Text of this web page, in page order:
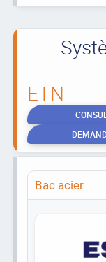
ETN
Bac acier